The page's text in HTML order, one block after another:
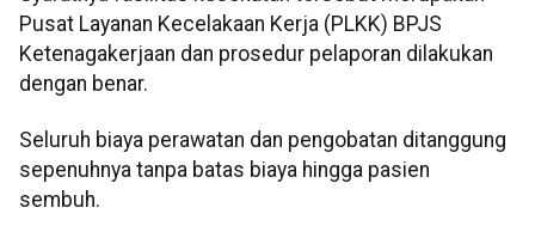
Pusat Layanan Kecelakaan Kerja (PLKK) BPJS
Ketenagakerjaan dan prosedur pelaporan dilakukan
dengan benar.
Seluruh biaya perawatan dan pengobatan ditanggung
sepenuhnya tanpa batas biaya hingga pasien
sembuh.